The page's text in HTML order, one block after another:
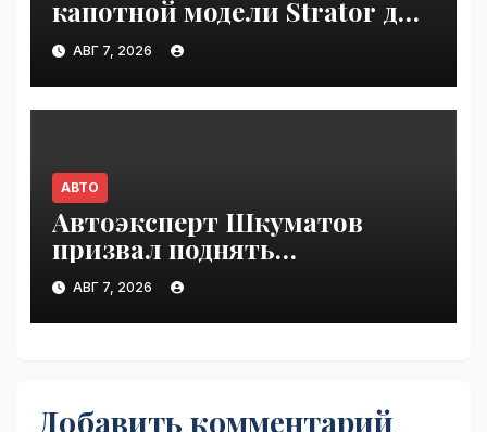
капотной модели Strator для
Европы | VseTime.ru
АВГ 7, 2026
АВТО
Автоэксперт Шкуматов
призвал поднять
разрешённую скорость на
дорогах России | VseTime.ru
АВГ 7, 2026
Добавить комментарий